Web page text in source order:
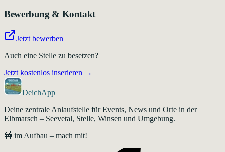
Bewerbung & Kontakt
Jetzt bewerben
Auch eine Stelle zu besetzen?
Jetzt kostenlos inserieren →
DeichApp
Deine zentrale Anlaufstelle für Events, News und Orte in der
Elbmarsch – Seevetal, Stelle, Winsen und Umgebung.
🚧 im Aufbau – mach mit!